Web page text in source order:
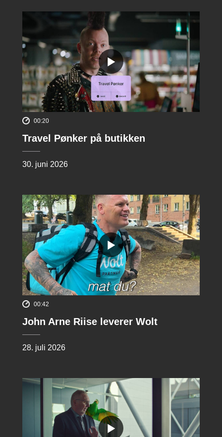
00:20
Travel Pønker på butikken
30. juni 2026
00:42
John Arne Riise leverer Wolt
28. juli 2026